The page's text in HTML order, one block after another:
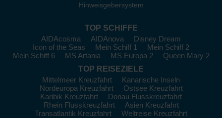
Handwerkskunst und einzigartige Souvenirs zu entdecken.
Dschungellandschaft und hervorragende Möglichkeiten für
Naturbeobachtungen. Nutzen Sie die Gelegenheit zu
Bootsfahrten in den Nebenflüssen und erleben Sie die
atemberaubende Artenvielfalt.
Dieses charmante Dorf ist bekannt für seine
unberührte Natur und ist ein beliebter Ausgangspunkt, um den
Anavilhanas-Archipel zu besuchen. Hier können Sie
Wanderungen im Regenwald unternehmen und die
einheimische Flora und Fauna bestaunen.
Hinweisgebersystem
TOP SCHIFFE
AIDAcosma
AIDAnova
Disney Dream
Icon of the Seas
Mein Schiff 1
Mein Schiff 2
Mein Schiff 6
MS Artania MS Europa 2
Queen Mary 2
TOP REISEZIELE
Mittelmeer Kreuzfahrt
Kanarische Inseln
Nordeuropa Kreuzfahrt
Ostsee Kreuzfahrt
Karibik Kreuzfahrt
Donau Flusskreuzfahrt
Rhein Flusskreuzfahrt
Asien Kreuzfahrt
Transatlantik Kreuzfahrt
Weltreise Kreuzfahrt